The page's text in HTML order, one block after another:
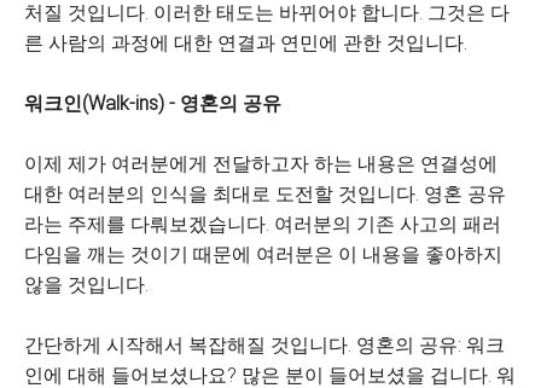
처질 것입니다. 이러한 태도는 바뀌어야 합니다. 그것은 다
른 사람의 과정에 대한 연결과 연민에 관한 것입니다.
워크인(Walk-ins) - 영혼의 공유
이제 제가 여러분에게 전달하고자 하는 내용은 연결성에
대한 여러분의 인식을 최대로 도전할 것입니다. 영혼 공유
라는 주제를 다뤄보겠습니다. 여러분의 기존 사고의 패러
다임을 깨는 것이기 때문에 여러분은 이 내용을 좋아하지
않을 것입니다.
간단하게 시작해서 복잡해질 것입니다. 영혼의 공유: 워크
인에 대해 들어보셨나요? 많은 분이 들어보셨을 겁니다. 워